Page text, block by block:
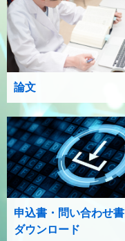
論文
申込書・問い合わせ書
ダウンロード